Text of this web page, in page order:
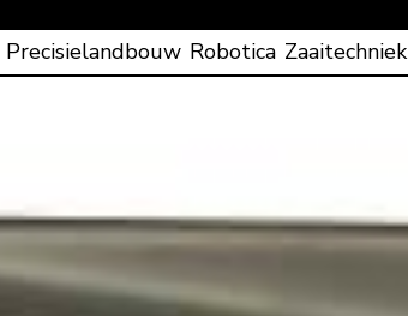
Precisielandbouw Robotica Zaaitechniek